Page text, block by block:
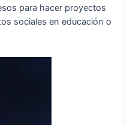
para hacer proyectos
sociales en educación o